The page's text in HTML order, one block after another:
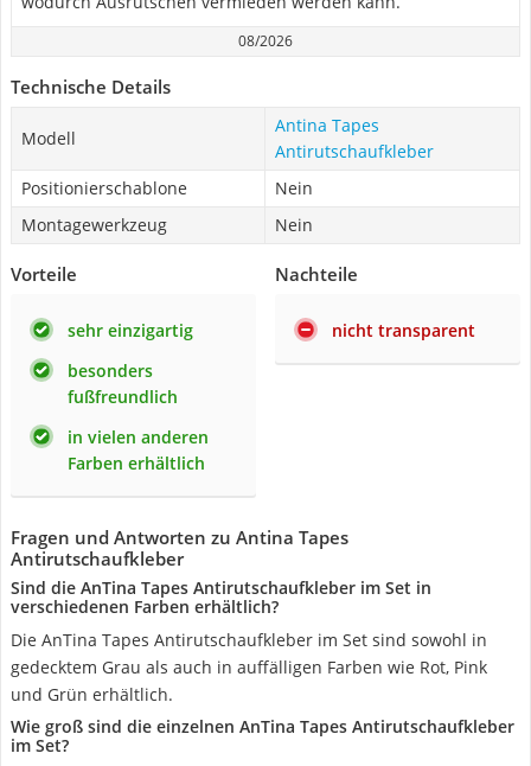
08/2026
Technische Details
Modell
Antina Tapes
Antirutschaufkleber
Positionierschablone
Nein
Montagewerkzeug
Nein
Vorteile
sehr einzigartig
besonders
fußfreundlich
in vielen anderen
Farben erhältlich
Nachteile
nicht transparent
Fragen und Antworten zu Antina Tapes
Antirutschaufkleber
Sind die AnTina Tapes Antirutschaufkleber im Set in
verschiedenen Farben erhältlich?
Die AnTina Tapes Antirutschaufkleber im Set sind sowohl in
gedecktem Grau als auch in auffälligen Farben wie Rot, Pink
und Grün erhältlich.
Wie groß sind die einzelnen AnTina Tapes Antirutschaufkleber
im Set?